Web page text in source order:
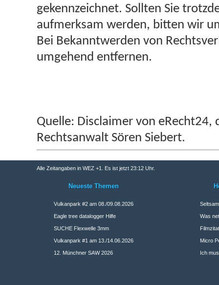
gekennzeichnet. Sollten Sie
aufmerksam werden, bitten wir
Bei Bekanntwerden von
umgehend entfernen.
Quelle: Disclaimer von
Rechtsanwalt Sören Siebert.
Alle Zeitangaben in WEZ +1. Es ist jetzt 23:12 Uhr.
Neueste Themen
Vulkanpark #2 am 08./09.08.2026
Eagle tree datalogger Hilfe
SUCHE Flexwelle 3mm
Vulkanpark #1 am 13./14.06.2026
12. Münchner SAW 2026
Was
Micro
Ich